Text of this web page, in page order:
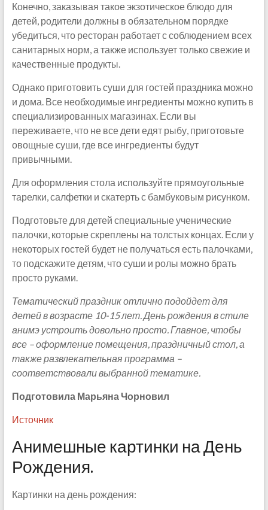
Конечно, заказывая такое экзотическое блюдо для
детей, родители должны в обязательном порядке
убедиться, что ресторан работает с соблюдением всех
санитарных норм, а также использует только свежие и
качественные продукты.
Однако приготовить суши для гостей праздника можно
и дома. Все необходимые ингредиенты можно купить в
специализированных магазинах. Если вы
переживаете, что не все дети едят рыбу, приготовьте
овощные суши, где все ингредиенты будут
привычными.
Для оформления стола используйте прямоугольные
тарелки, салфетки и скатерть с бамбуковым рисунком.
Подготовьте для детей специальные ученические
палочки, которые скреплены на толстых концах. Если у
некоторых гостей будет не получаться есть палочками,
то подскажите детям, что суши и ролы можно брать
просто руками.
Тематический праздник отлично подойдет для
детей в возрасте 10-15 лет. День рождения в стиле
анимэ устроить довольно просто. Главное, чтобы
все – оформление помещения, праздничный стол, а
также развлекательная программа –
соответствовали выбранной тематике.
Подготовила Марьяна Чорновил
Источник
Анимешные картинки на День
Рождения.
Картинки на день рождения: